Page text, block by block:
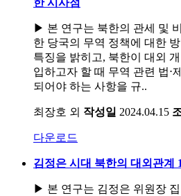
한 시사점
▶ 본 연구는 북한의 관세 및
한 당국의 무역 정책에 대한
특징을 밝히고, 북한이 대외
입하고자 할 때 무역 관련 법⋅
되어야 하는 사항을 규..
최장호 외 작성일 2024.04.15
다운로드
김정은 시대 북한의 대외관계
▶ 본 연구는 김정은 위원장